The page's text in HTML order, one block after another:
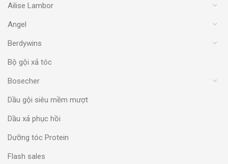
Ailise Lambor
Angel
Berdywins
Bộ gội xả tóc
Bosecher
Dầu gội siêu mềm mượt
Dầu xả phục hồi
Dưỡng tóc Protein
Flash sales